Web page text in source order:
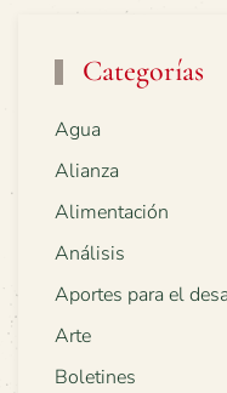
Categorías
Agua
Alianza
Alimentación
Análisis
Aportes para el
Arte
Boletines